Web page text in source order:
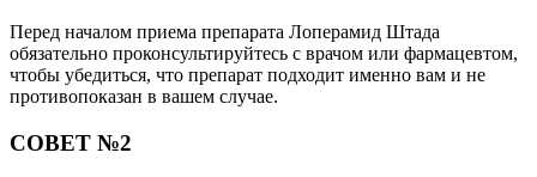
Перед началом приема препарата Лоперамид Штада
обязательно проконсультируйтесь с врачом или фармацевтом,
чтобы убедиться, что препарат подходит именно вам и не
противопоказан в вашем случае.
СОВЕТ №2